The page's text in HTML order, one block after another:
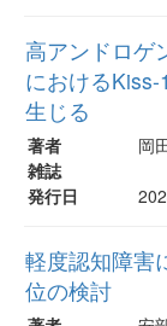
高アンドロゲ
における
生じる
著者
岡
雑誌
発行日
軽度認知障害
位の検討